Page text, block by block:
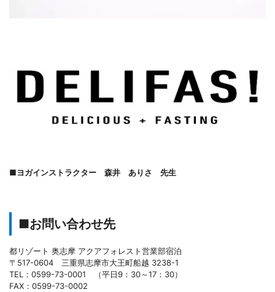
■ヨガインストラクター 森井 ありさ 先生
■お問い合わせ先
都リゾート 奥志摩 アクアフォレスト営業部宿泊
〒517-0604 三重県志摩市大王町船越 3238-1
TEL：0599-73-0001 （平日9：30～17：30）
FAX：0599-73-0002